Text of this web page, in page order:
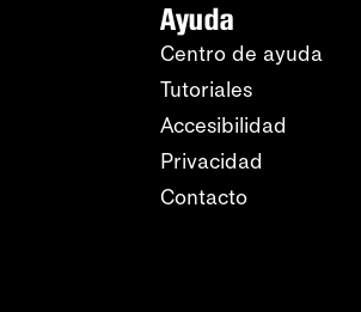
Ayuda
Centro de ayuda
Tutoriales
Accesibilidad
Privacidad
Contacto